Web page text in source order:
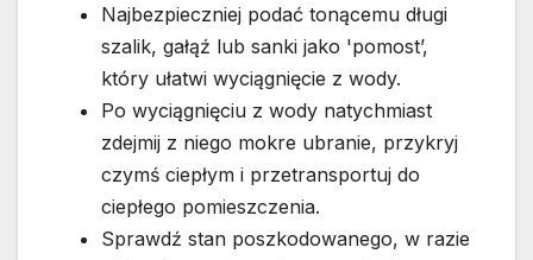
Najbezpieczniej podać tonącemu długi
szalik, gałąź lub sanki jako 'pomost’,
który ułatwi wyciągnięcie z wody.
Po wyciągnięciu z wody natychmiast
zdejmij z niego mokre ubranie, przykryj
czymś ciepłym i przetransportuj do
ciepłego pomieszczenia.
Sprawdź stan poszkodowanego, w razie